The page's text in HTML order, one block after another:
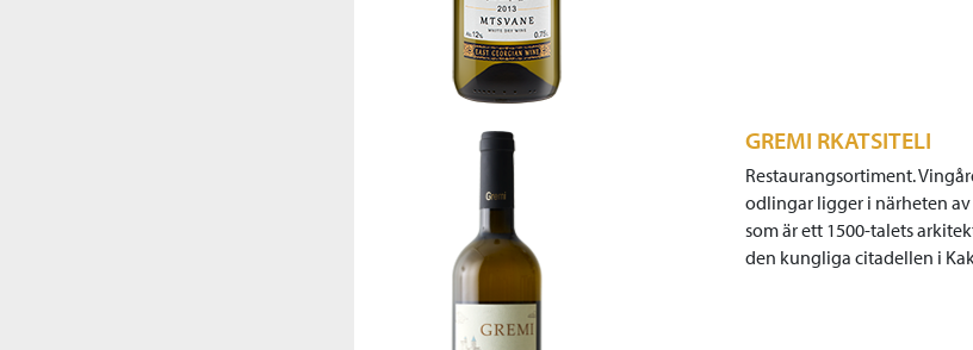
GREMI RKATSITELI
Restaurangsortiment.
odlingar ligger i närheten av
som är ett 1500-talets
den kungliga citadellen i